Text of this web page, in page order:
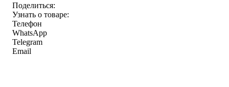
Поделиться:
Узнать о товаре:
Телефон
WhatsApp
Telegram
Email